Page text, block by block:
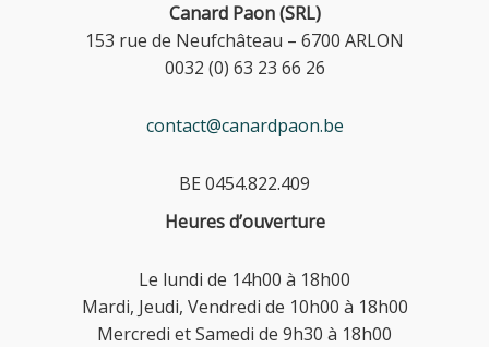
Canard Paon (SRL)
153 rue de Neufchâteau – 6700 ARLON
0032 (0) 63 23 66 26
contact@canardpaon.be
BE 0454.822.409
Heures d’ouverture
Le lundi de 14h00 à 18h00
Mardi, Jeudi, Vendredi de 10h00 à 18h00
Mercredi et Samedi de 9h30 à 18h00